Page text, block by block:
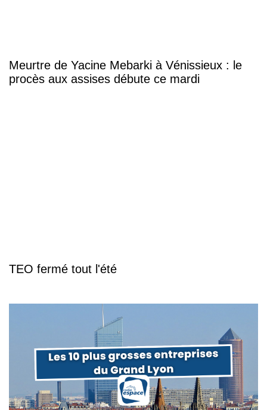
Meurtre de Yacine Mebarki à Vénissieux : le
procès aux assises débute ce mardi
TEO fermé tout l'été